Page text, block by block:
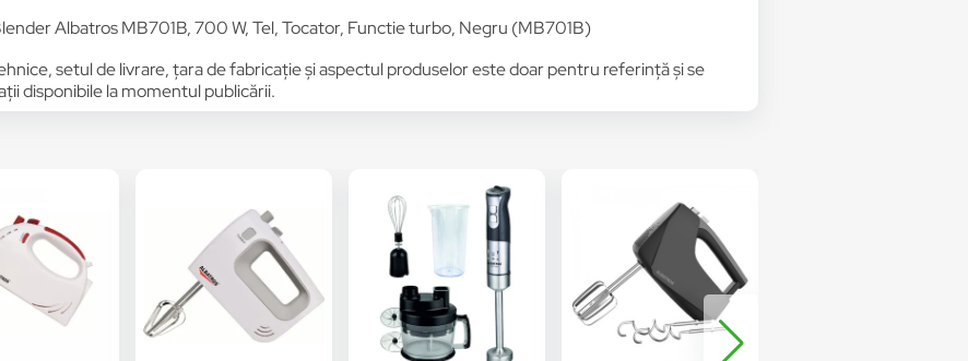
Albatros MB701B, 700 W, Tel, Tocator, Functie turbo, Negru (MB701B)
setul de livrare, țara de fabricație și aspectul produselor este doar pentru referință și se
disponibile la momentul publicării.